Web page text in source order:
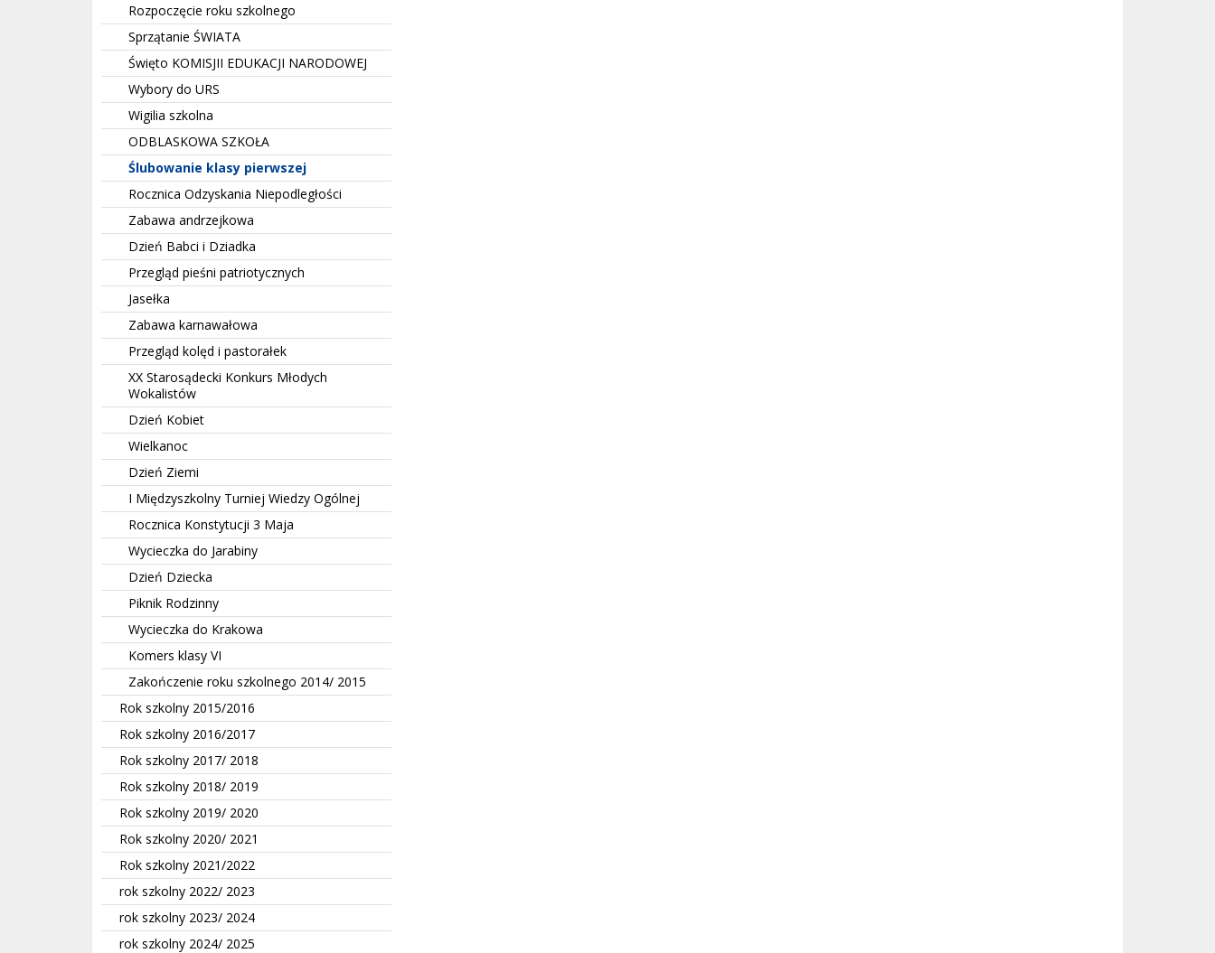
Rozpoczęcie roku szkolnego
Sprzątanie ŚWIATA
Święto KOMISJII EDUKACJI NARODOWEJ
Wybory do URS
Wigilia szkolna
ODBLASKOWA SZKOŁA
Ślubowanie klasy pierwszej
Rocznica Odzyskania Niepodległości
Zabawa andrzejkowa
Dzień Babci i Dziadka
Przegląd pieśni patriotycznych
Jasełka
Zabawa karnawałowa
Przegląd kolęd i pastorałek
XX Starosądecki Konkurs Młodych
Wokalistów
Dzień Kobiet
Wielkanoc
Dzień Ziemi
I Międzyszkolny Turniej Wiedzy Ogólnej
Rocznica Konstytucji 3 Maja
Wycieczka do Jarabiny
Dzień Dziecka
Piknik Rodzinny
Wycieczka do Krakowa
Komers klasy VI
Zakończenie roku szkolnego 2014/ 2015
Rok szkolny 2015/2016
Rok szkolny 2016/2017
Rok szkolny 2017/ 2018
Rok szkolny 2018/ 2019
Rok szkolny 2019/ 2020
Rok szkolny 2020/ 2021
Rok szkolny 2021/2022
rok szkolny 2022/ 2023
rok szkolny 2023/ 2024
rok szkolny 2024/ 2025